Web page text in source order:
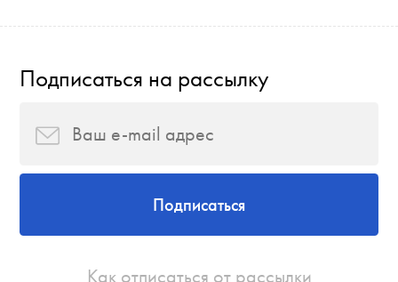
Подписаться на рассылку
Подписаться
Как отписаться от рассылки